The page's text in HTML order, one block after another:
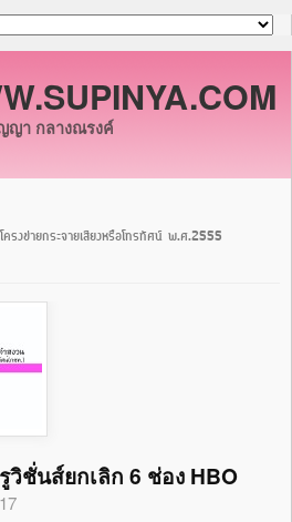
ญา กลางณรงค์
รงข่ายกระจายเสียงหรือโทรทัศน์ พ.ศ.2555
ชั่นส์ยกเลิก 6 ช่อง HBO